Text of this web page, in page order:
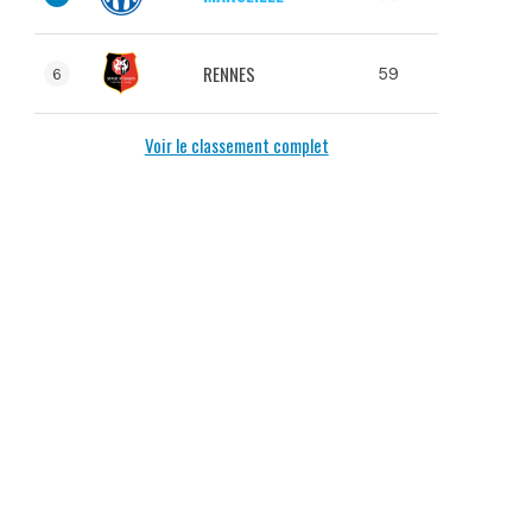
6 RENNES 59
Voir le classement complet